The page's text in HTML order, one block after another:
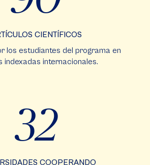
CIENTÍFICOS
los estudiantes del programa en
indexadas internacionales.
32
COOPERANDO